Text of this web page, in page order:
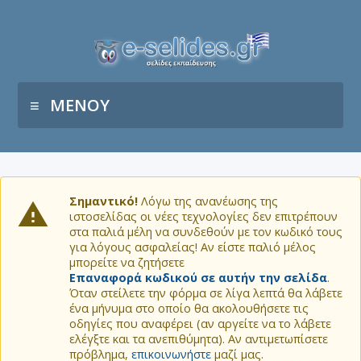
ΜΕΝΟΥ
Σημαντικό! Λόγω της ανανέωσης της
ιστοσελίδας οι νέες τεχνολογίες δεν επιτρέπουν
στα παλιά μέλη να συνδεθούν με τον κωδικό τους
για λόγους ασφαλείας! Αν είστε παλιό μέλος
μπορείτε να ζητήσετε
Επαναφορά κωδικού σε αυτήν την σελίδα.
Όταν στείλετε την φόρμα σε λίγα λεπτά θα λάβετε
ένα μήνυμα στο οποίο θα ακολουθήσετε τις
οδηγίες που αναφέρει (αν αργείτε να το λάβετε
ελέγξτε και τα ανεπιθύμητα). Αν αντιμετωπίσετε
πρόβλημα, επικοινωνήστε μαζί μας.